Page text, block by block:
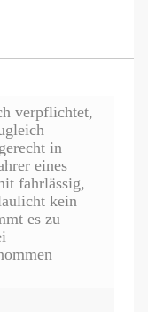
verpflichtet,
in
eines
fahrlässig,
kein
es zu